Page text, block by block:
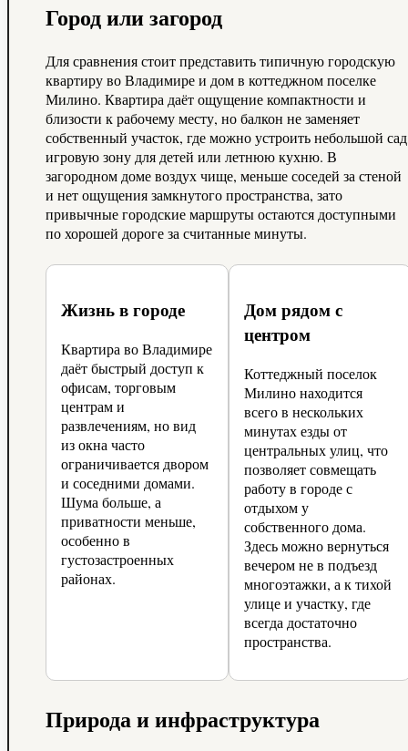
Город или загород
Для сравнения стоит представить типичную городскую
квартиру во Владимире и дом в коттеджном поселке
Милино. Квартира даёт ощущение компактности и
близости к рабочему месту, но балкон не заменяет
собственный участок, где можно устроить небольшой
игровую зону для детей или летнюю кухню. В
загородном доме воздух чище, меньше соседей за стеной
и нет ощущения замкнутого пространства, зато
привычные городские маршруты остаются доступными
по хорошей дороге за считанные минуты.
Жизнь в городе
Квартира во Владимире
даёт быстрый доступ к
офисам, торговым
центрам и
развлечениям, но вид
из окна часто
ограничивается двором
и соседними домами.
Шума больше, а
приватности меньше,
особенно в
густозастроенных
районах.
Дом рядом с
центром
Коттеджный поселок
Милино находится
всего в нескольких
минутах езды от
центральных улиц, что
позволяет совмещать
работу в городе с
отдыхом у
собственного дома.
Здесь можно вернуться
вечером не в подъезд
многоэтажки, а к тихой
улице и участку, где
всегда достаточно
пространства.
Природа и инфраструктура